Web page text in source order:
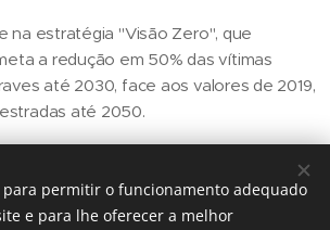
na estratégia "Visão Zero", que
a redução em 50% das vítimas
até 2030, face aos valores de 2019,
até 2050.
para permitir o funcionamento adequado
e para lhe oferecer a melhor